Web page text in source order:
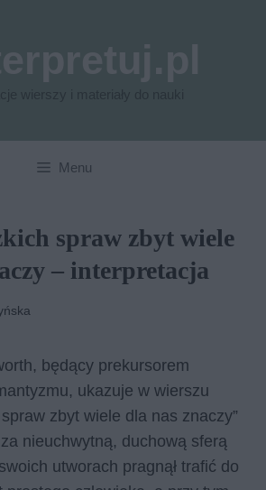
Menu
spraw zbyt wiele
– interpretacja
będący prekursorem
ukazuje w wierszu
zbyt wiele dla nas znaczy”
nieuchwytną, duchową sferą
utworach pragnął trafić do